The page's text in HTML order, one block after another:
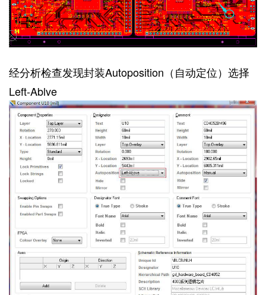
经分析检查发现封装Autoposition（自动定位）选择
Left-Ablve